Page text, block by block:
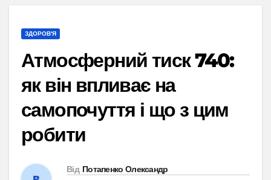
ЗДОРОВ'Я
Атмосферний тиск 740:
як він впливає на
самопочуття і що з цим
робити
Від Потапенко Олександр